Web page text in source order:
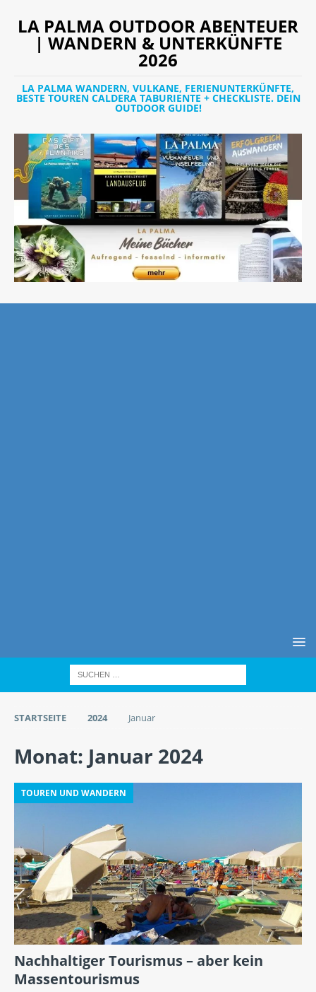
LA PALMA OUTDOOR ABENTEUER
| WANDERN & UNTERKÜNFTE
2026
LA PALMA WANDERN, VULKANE, FERIENUNTERKÜNFTE,
BESTE TOUREN CALDERA TABURIENTE + CHECKLISTE. DEIN
OUTDOOR GUIDE!
STARTSEITE 2024 Januar
Monat: Januar 2024
TOUREN UND WANDERN
Nachhaltiger Tourismus – aber kein
Massentourismus